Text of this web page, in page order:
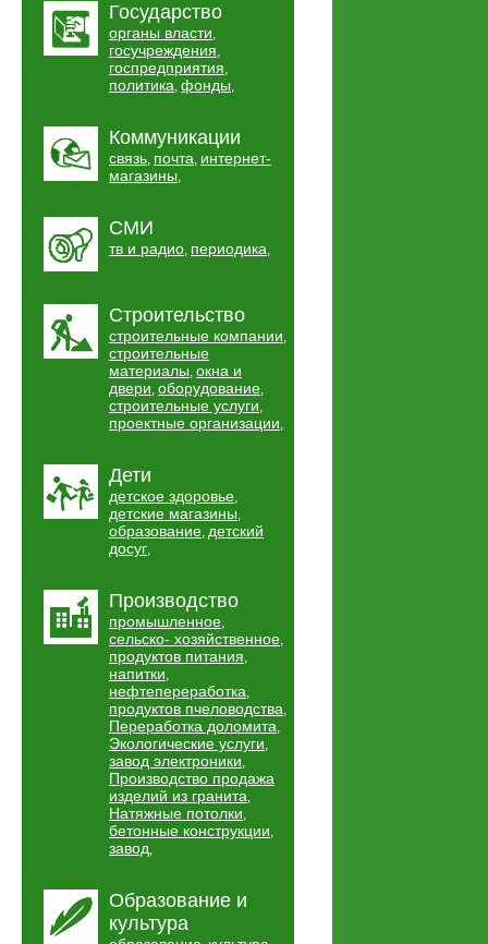
Государство
органы власти,
госучреждения,
госпредприятия,
политика, фонды,
Коммуникации
связь, почта, интернет-
магазины,
СМИ
тв и радио, периодика,
Строительство
строительные компании,
строительные
материалы, окна и
двери, оборудование,
строительные услуги,
проектные организации,
Дети
детское здоровье,
детские магазины,
образование, детский
досуг,
Производство
промышленное,
сельско- хозяйственное,
продуктов питания,
напитки,
нефтепереработка,
продуктов пчеловодства,
Переработка доломита,
Экологические услуги,
завод электроники,
Производство продажа
изделий из гранита,
Натяжные потолки,
бетонные конструкции,
завод,
Образование и
культура